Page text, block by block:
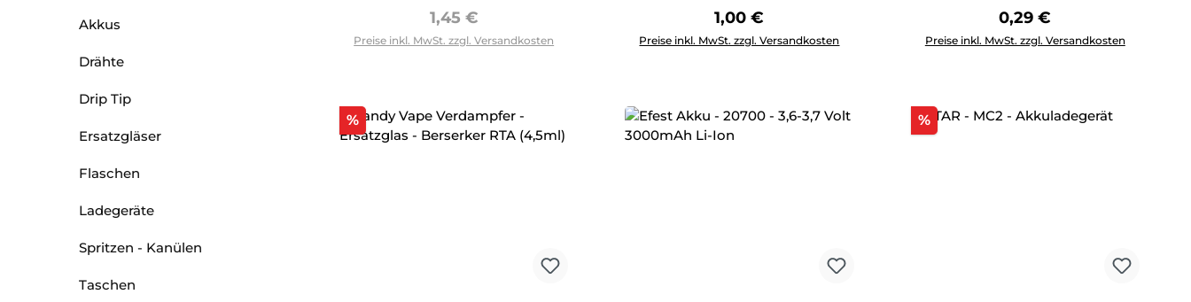
Akkus
Drähte
Drip Tip
Ersatzgläser
Flaschen
Ladegeräte
Spritzen - Kanülen
Taschen
Regulärer Preis:
1,45 €
Preise inkl. MwSt. zzgl. Versandkosten
Regulärer Preis:
1,00 €
Preise inkl. MwSt. zzgl. Versandkosten
Produkt Anzahl: Gib den gewünschten Wert ein oder benutze die Schaltflächen um
Regulärer Preis:
0,29 €
Preise inkl. MwSt. zzgl. Versandkosten
Produkt Anzahl: Gib den gewünschten
%Rabatt %Rabatt